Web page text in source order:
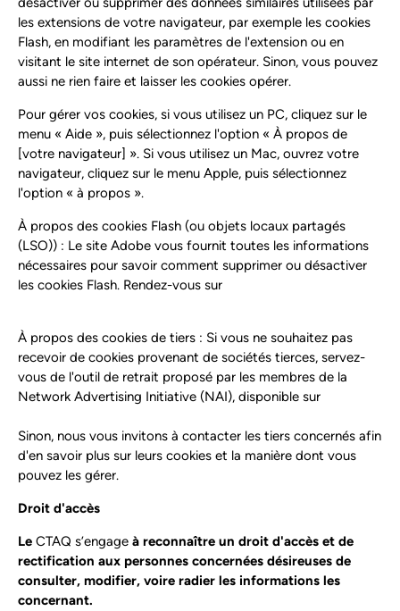
les extensions de votre navigateur, par exemple les cookies
Flash, en modifiant les paramètres de l'extension ou en
visitant le site internet de son opérateur. Sinon, vous pouvez
aussi ne rien faire et laisser les cookies opérer.
Pour gérer vos cookies, si vous utilisez un PC, cliquez sur le
menu « Aide », puis sélectionnez l'option « À propos de
[votre navigateur] ». Si vous utilisez un Mac, ouvrez votre
navigateur, cliquez sur le menu Apple, puis sélectionnez
l'option « à propos ».
À propos des cookies Flash (ou objets locaux partagés
(LSO)) : Le site Adobe vous fournit toutes les informations
nécessaires pour savoir comment supprimer ou désactiver
les cookies Flash. Rendez-vous sur
À propos des cookies de tiers : Si vous ne souhaitez pas
recevoir de cookies provenant de sociétés tierces, servez-
vous de l'outil de retrait proposé par les membres de la
Network Advertising Initiative (NAI), disponible sur
Sinon, nous vous invitons à contacter les tiers concernés afin
d'en savoir plus sur leurs cookies et la manière dont vous
pouvez les gérer.
Droit d'accès
Le CTAQ s’engage à reconnaître un droit d'accès et de
rectification aux personnes concernées désireuses de
consulter, modifier, voire radier les informations les
concernant.